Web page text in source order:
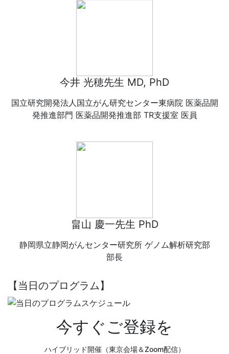
今井 光穂先生 MD, PhD
国立研究開発法人国立がん研究センター東病院 医薬品開
発推進部門 医薬品開発推進部 TR支援室 医員
畠山 慶一先生 PhD
静岡県立静岡がんセンター研究所 ゲノム解析研究部
部長
【当日のプログラム】
今すぐご登録を
ハイブリッド開催（東京会場＆Zoom配信）